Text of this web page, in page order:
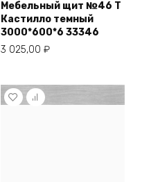
Мебельный щит №46 Т
Кастилло темный
3000*600*6 33346
3 025,00 ₽